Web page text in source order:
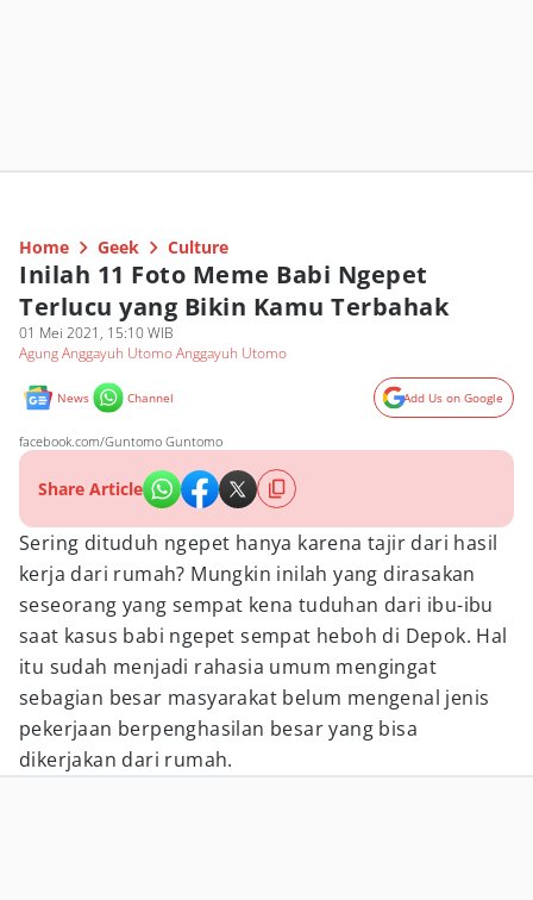
Home Geek Culture
Inilah 11 Foto Meme Babi Ngepet
Terlucu yang Bikin Kamu Terbahak
01 Mei 2021, 15:10 WIB
Agung Anggayuh Utomo Anggayuh Utomo
News Channel Add Us on Google
facebook.com/Guntomo Guntomo
Share Article
Sering dituduh ngepet hanya karena tajir dari hasil
kerja dari rumah? Mungkin inilah yang dirasakan
seseorang yang sempat kena tuduhan dari ibu-ibu
saat kasus babi ngepet sempat heboh di Depok. Hal
itu sudah menjadi rahasia umum mengingat
sebagian besar masyarakat belum mengenal jenis
pekerjaan berpenghasilan besar yang bisa
dikerjakan dari rumah.